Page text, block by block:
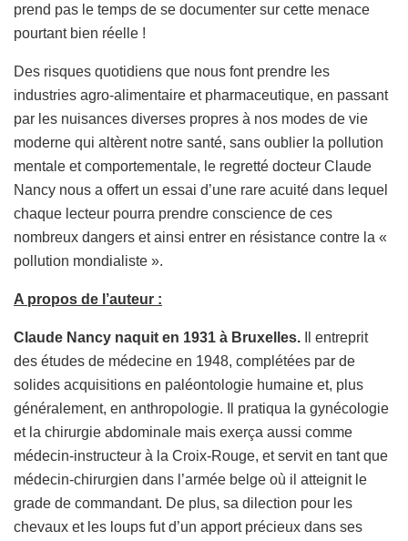
prend pas le temps de se documenter sur cette menace
pourtant bien réelle !
Des risques quotidiens que nous font prendre les
industries agro-alimentaire et pharmaceutique, en passant
par les nuisances diverses propres à nos modes de vie
moderne qui altèrent notre santé, sans oublier la pollution
mentale et comportementale, le regretté docteur Claude
Nancy nous a offert un essai d’une rare acuité dans lequel
chaque lecteur pourra prendre conscience de ces
nombreux dangers et ainsi entrer en résistance contre la «
pollution mondialiste ».
A propos de l’auteur :
Claude Nancy naquit en 1931 à Bruxelles.
Il entreprit
des études de médecine en 1948, complétées par de
solides acquisitions en paléontologie humaine et, plus
généralement, en anthropologie. Il pratiqua la gynécologie
et la chirurgie abdominale mais exerça aussi comme
médecin-instructeur à la Croix-Rouge, et servit en tant que
médecin-chirurgien dans l’armée belge où il atteignit le
grade de commandant. De plus, sa dilection pour les
chevaux et les loups fut d’un apport précieux dans ses